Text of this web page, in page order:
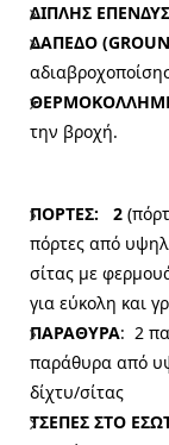
ΔΙΠΛΗΣ
ΔΑΠΕΔΟ
την βροχή.
ΠΟΡΤΕΣ: 2
πόρτες από
σίτας με
για εύκολη και
ΠΑΡΑΘΥΡΑ: 2
παράθυρα από
δίχτυ/σίτας
ΤΣΕΠΕΣ ΣΤΟ